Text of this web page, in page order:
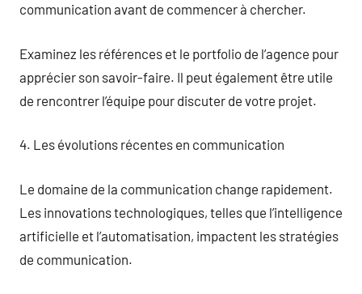
communication avant de commencer à chercher.
Examinez les références et le portfolio de l’agence pour
apprécier son savoir-faire. Il peut également être utile
de rencontrer l’équipe pour discuter de votre projet.
4. Les évolutions récentes en communication
Le domaine de la communication change rapidement.
Les innovations technologiques, telles que l’intelligence
artificielle et l’automatisation, impactent les stratégies
de communication.